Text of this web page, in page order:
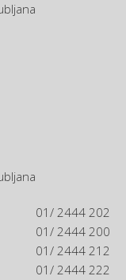
01/ 2444 202
01/ 2444 200
01/ 2444 212
01/ 2444 222